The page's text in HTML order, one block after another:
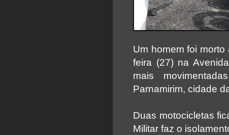
Um homem foi
feira (27) na
mais
Parnamirim, cidade
Duas motocicletas
Militar faz o